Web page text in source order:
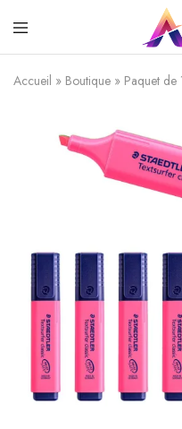
Accueil » Boutique » Paquet de